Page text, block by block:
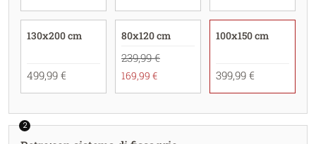
130x200 cm
499,99 €
80x120 cm
239,99 €
169,99 €
100x150 cm
399,99 €
2